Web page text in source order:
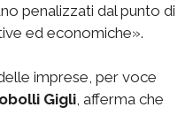
penalizzati dal punto di
ed economiche».
imprese, per voce
Gigli , afferma che